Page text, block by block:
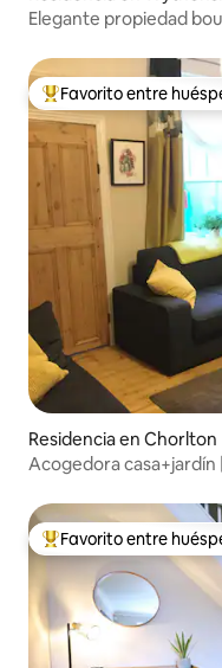
Elegante propiedad
De los mejores en
Favorito entre
Residencia en Chorlton
Acogedora
De los mejores en
Favorito entre